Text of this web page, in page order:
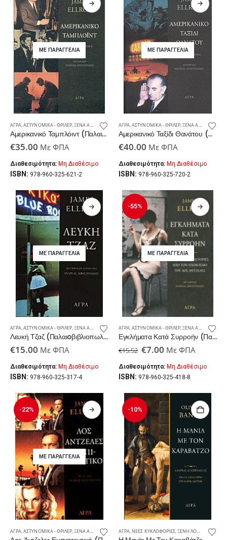
ΜΕ ΠΑΡΑΓΓΕΛΊΑ
ΆΓΡΑ,ΑΣΤΥΝΟΜΙΚΆ - ΘΡΊΛΕΡ,ΞΈΝΑ ΑΣΤΥΝΟΜΙΚΆ – ΘΡΊΛΕΡ ,ΞΈΝΗ ΛΟΓΟΤΕΧΝΊΑ,
Αμερικανικό Ταμπλόιντ (Παλαιoβιβλιοπωλείο)
€35.00 Με ΦΠΑ
Διαθεσιμότητα: Μη Διαθέσιμο
ISBN: 978-960-325-621-2
ΜΕ ΠΑΡΑΓΓΕΛΊΑ
ΆΓΡΑ,ΑΣΤΥΝΟΜΙΚΆ - ΘΡΊΛΕΡ,ΞΈΝΑ ΑΣΤΥΝΟΜΙΚΆ – ΘΡΊΛΕΡ
Αμερικανικό Ταξίδι Θανάτου (Παλαιoβιβλιοπωλείο)
€40.00 Με ΦΠΑ
Διαθεσιμότητα: Μη Διαθέσιμο
ISBN: 978-960-325-720-2
ΜΕ ΠΑΡΑΓΓΕΛΊΑ
ΆΓΡΑ,ΑΣΤΥΝΟΜΙΚΆ - ΘΡΊΛΕΡ,ΞΈΝΑ ΑΣΤΥΝΟΜΙΚΆ – ΘΡΊΛΕΡ ,ΞΈΝΗ ΛΟΓΟΤΕΧΝΊΑ,
Λευκή Τζαζ (Παλαιoβιβλιοπωλείο)
€15.00 Με ΦΠΑ
Διαθεσιμότητα: Μη Διαθέσιμο
ISBN: 978-960-325-317-4
-55%
ΜΕ ΠΑΡΑΓΓΕΛΊΑ
ΆΓΡΑ,ΑΣΤΥΝΟΜΙΚΆ - ΘΡΊΛΕΡ,ΞΈΝΑ ΑΣΤΥΝΟΜΙΚΆ – ΘΡΊΛΕΡ
Εγκλήματα Κατά Συρροήν (Παλαιoβιβλιοπωλείο)
€15.52 Original
was:
€15.52.
€7.00Η
τιμή
είναι:
€7.00.
Με ΦΠΑ
Διαθεσιμότητα: Μη Διαθέσιμο
ISBN: 978-960-325-418-8
-22%
ΜΕ ΠΑΡΑΓΓΕΛΊΑ
ΆΓΡΑ,ΑΣΤΥΝΟΜΙΚΆ - ΘΡΊΛΕΡ,ΞΈΝΑ ΑΣΤΥΝΟΜΙΚΆ – ΘΡΊΛΕΡ ,ΞΈΝΗ ΛΟΓΟΤΕΧΝΊΑ,
-10%
ΆΓΡΑ, ΝΈΕΣ ΚΥΚΛΟΦΟΡΊΕΣ,ΞΈΝΗ ΛΟΓΟΤΕΧΝΊΑ